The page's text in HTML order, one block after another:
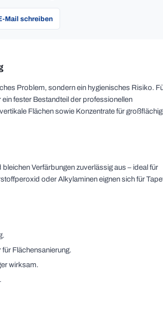
Mail schreiben
Problem, sondern ein hygienisches Risiko.
fester Bestandteil der professionellen
Flächen sowie Konzentrate für
Verfärbungen zuverlässig aus – ideal für
oder Alkylaminen eignen sich für
Flächensanierung.
wirksam.